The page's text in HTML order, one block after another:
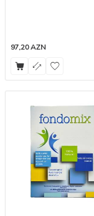
97,20AZN